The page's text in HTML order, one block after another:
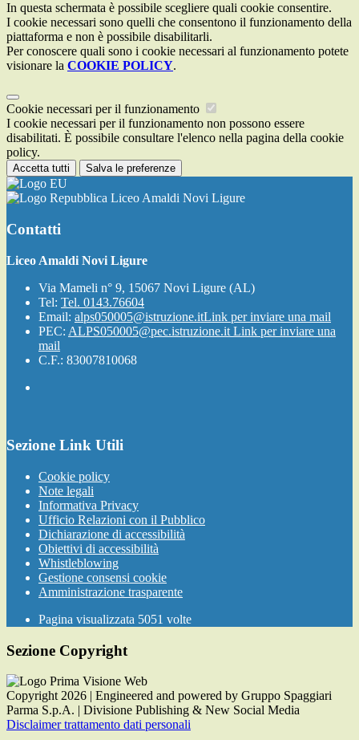
In questa schermata è possibile scegliere quali cookie consentire.
I cookie necessari sono quelli che consentono il funzionamento della
piattaforma e non è possibile disabilitarli.
Per conoscere quali sono i cookie necessari al funzionamento potete
visionare la COOKIE POLICY.
Cookie necessari per il funzionamento
I cookie necessari per il funzionamento non possono essere
disabilitati. È possibile consultare l'elenco nella pagina della cookie
policy.
Accetta tutti Salva le preferenze
Liceo Amaldi Novi Ligure
Contatti
Liceo Amaldi Novi Ligure
Via Mameli n° 9, 15067 Novi Ligure (AL)
Tel: Tel. 0143.76604
Email: alps050005@istruzione.itLink per inviare una mail
PEC: ALPS050005@pec.istruzione.it Link per inviare una
mail
C.F.: 83007810068
Sezione Link Utili
Cookie policy
Note legali
Informativa Privacy
Ufficio Relazioni con il Pubblico
Dichiarazione di accessibilità
Obiettivi di accessibilità
Whistleblowing
Gestione consensi cookie
Amministrazione trasparente
Pagina visualizzata 5051 volte
Sezione Copyright
Copyright 2026 | Engineered and powered by Gruppo Spaggiari
Parma S.p.A. | Divisione Publishing & New Social Media
Disclaimer trattamento dati personali